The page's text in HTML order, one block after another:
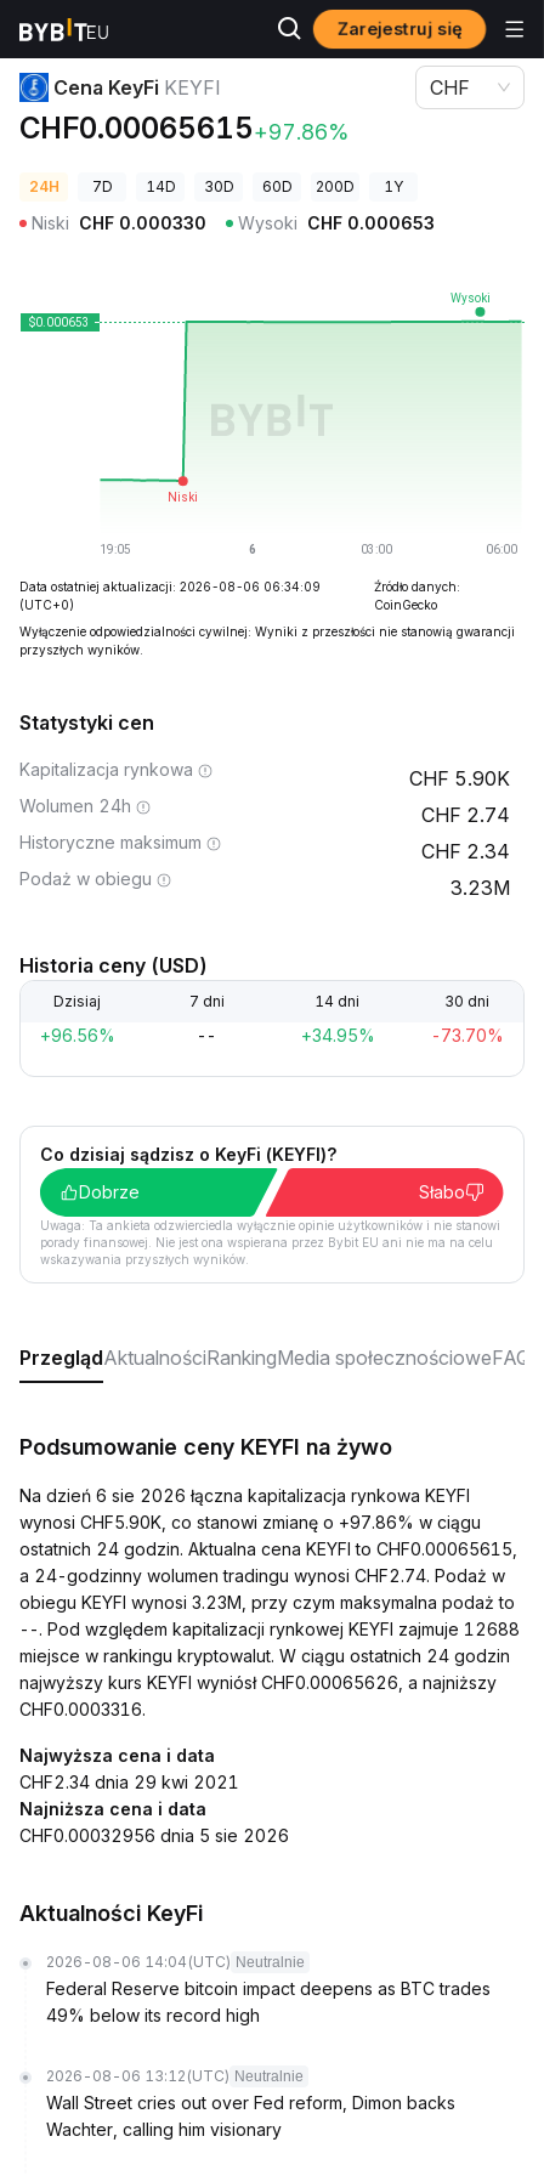
Zarejestruj się
Ceny kryptowalut Cena KeyFi KEYFI
Cena KeyFi KEYFI
CHF0.00065615+97.86%
CHF
24H 7D 14D 30D 60D 200D 1Y
Niski CHF 0.000330 Wysoki CHF 0.000653
Data ostatniej aktualizacji: 2026-08-06 06:34:09
(UTC+0)
Źródło danych:
CoinGecko
Wyłączenie odpowiedzialności cywilnej: Wyniki z przeszłości nie stanowią gwarancji
przyszłych wyników.
Statystyki cen
Kapitalizacja rynkowa 5.90K
Wolumen 24h 2.74
Historyczne maksimum 2.34
Podaż w obiegu 3.23M
Historia ceny (USD)
Dzisiaj 7 dni 14 dni 30 dni
+96.56% -- +34.95% -73.70%
Co dzisiaj sądzisz o KeyFi (KEYFI)?
Dobrze
Słabo
Uwaga: Ta ankieta odzwierciedla wyłącznie opinie użytkowników i nie stanowi
porady finansowej. Nie jest ona wspierana przez Bybit EU ani nie ma na celu
wskazywania przyszłych wyników.
PrzeglądAktualnościRankingMedia społecznościoweFAQ
Podsumowanie ceny KEYFI na żywo
Na dzień 6 sie 2026 łączna kapitalizacja rynkowa KEYFI
wynosi CHF5.90K, co stanowi zmianę o +97.86% w ciągu
ostatnich 24 godzin. Aktualna cena KEYFI to CHF0.00065615,
a 24-godzinny wolumen tradingu wynosi CHF2.74. Podaż w
obiegu KEYFI wynosi 3.23M, przy czym maksymalna podaż to
--. Pod względem kapitalizacji rynkowej KEYFI zajmuje 12688
miejsce w rankingu kryptowalut. W ciągu ostatnich 24 godzin
najwyższy kurs KEYFI wyniósł CHF0.00065626, a najniższy
CHF0.0003316.
Najwyższa cena i data
CHF2.34 dnia 29 kwi 2021
Najniższa cena i data
CHF0.00032956 dnia 5 sie 2026
Aktualności KeyFi
2026-08-06 14:04 (UTC) Neutralnie
Federal Reserve bitcoin impact deepens as BTC trades
49% below its record high
2026-08-06 13:12 (UTC) Neutralnie
Wall Street cries out over Fed reform, Dimon backs
Wachter, calling him visionary